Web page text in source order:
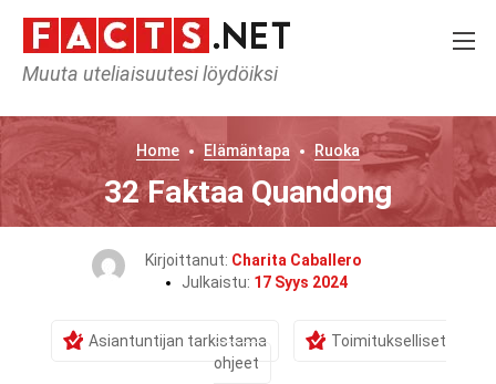
Muuta uteliaisuutesi löydöiksi
Home Elämäntapa Ruoka
32 Faktaa Quandong
Kirjoittanut: Charita Caballero
Julkaistu: 17 Syys 2024
Asiantuntijan tarkistama
Toimitukselliset
ohjeet